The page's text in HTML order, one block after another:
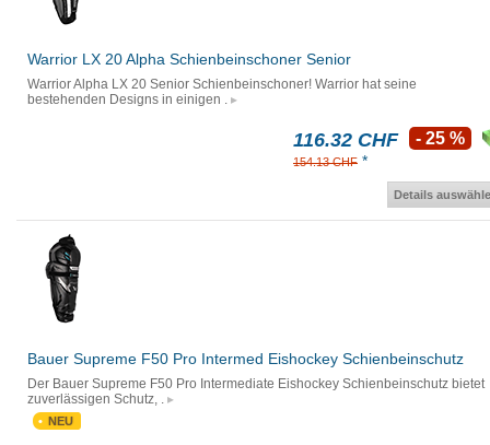
Warrior LX 20 Alpha Schienbeinschoner Senior
Warrior Alpha LX 20 Senior Schienbeinschoner! Warrior hat seine
bestehenden Designs in einigen .
116.32 CHF
154.13 CHF *
- 25 %
Details
Bauer Supreme F50 Pro Intermed Eishockey Schienbeinschutz
Der Bauer Supreme F50 Pro Intermediate Eishockey Schienbeinschutz bietet
zuverlässigen Schutz, .
NEU